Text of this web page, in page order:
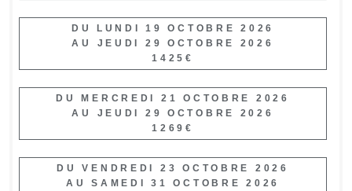
DU LUNDI 19 OCTOBRE 2026
AU JEUDI 29 OCTOBRE 2026
1425€
DU MERCREDI 21 OCTOBRE 2026
AU JEUDI 29 OCTOBRE 2026
1269€
DU VENDREDI 23 OCTOBRE 2026
AU SAMEDI 31 OCTOBRE 2026